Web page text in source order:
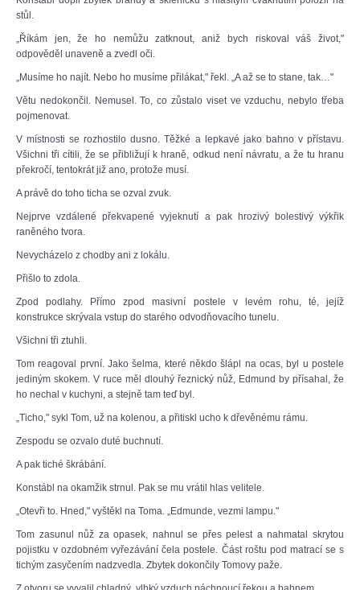
stůl.
„Říkám jen, že ho nemůžu zatknout, aniž bych riskoval váš život,"
odpověděl unaveně a zvedl oči.
„Musíme ho najít. Nebo ho musíme přilákat," řekl. „A až se to stane, tak…"
Větu nedokončil. Nemusel. To, co zůstalo viset ve vzduchu, nebylo třeba
pojmenovat.
V místnosti se rozhostilo dusno. Těžké a lepkavé jako bahno v přístavu.
Všichni tři cítili, že se přibližují k hraně, odkud není návratu, a že tu hranu
překročí, tentokrát již ano, protože musí.
A právě do toho ticha se ozval zvuk.
Nejprve vzdálené překvapené vyjeknutí a pak hrozivý bolestivý výkřik
raněného tvora.
Nevycházelo z chodby ani z lokálu.
Přišlo to zdola.
Zpod podlahy. Přímo zpod masivní postele v levém rohu, té, jejíž
konstrukce skrývala vstup do starého odvodňovacího tunelu.
Všichni tři ztuhli.
Tom reagoval první. Jako šelma, které někdo šlápl na ocas, byl u postele
jediným skokem. V ruce měl dlouhý řeznický nůž, Edmund by přísahal, že
ho nechal v kuchyni, a stejně tam teď byl.
„Ticho," sykl Tom, už na kolenou, a přitiskl ucho k dřevěnému rámu.
Zespodu se ozvalo duté buchnutí.
A pak tiché škrábání.
Konstábl na okamžik strnul. Pak se mu vrátil hlas velitele.
„Otevři to. Hned," vyštěkl na Toma. „Edmunde, vezmi lampu."
Tom zasunul nůž za opasek, nahnul se přes pelest a nahmatal skrytou
pojistku v ozdobném vyřezávání čela postele. Část roštu pod matrací se s
tichým zasyčením nadzvedla. Zbytek dokončily Tomovy paže.